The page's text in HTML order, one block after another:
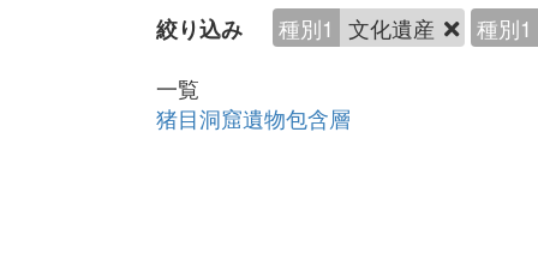
絞り込み 種別1 文化遺産
種別1
一覧
猪目洞窟遺物包含層